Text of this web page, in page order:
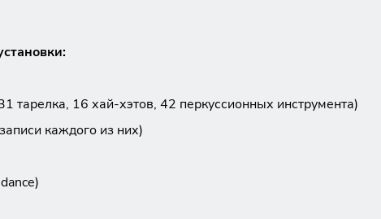
16 хай-хэтов, 42 перкуссионных инструмента)
каждого из них)